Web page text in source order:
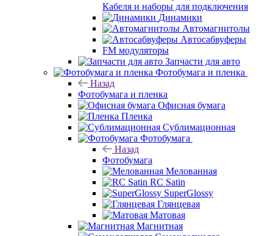
Кабеля и наборы для подключения
Динамики
Автомагнитолы
Автосабвуферы
FM модуляторы
Запчасти для авто
Фотобумага и пленка
Назад
Фотобумага и пленка
Офисная бумага
Пленка
Сублимационная
Фотобумага
Назад
Фотобумага
Мелованная
RC Satin
SuperGlossy
Глянцевая
Матовая
Магнитная